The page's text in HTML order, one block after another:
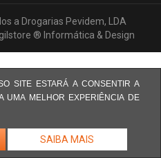
SITE ESTARÁ A CONSENTIR A
UMA MELHOR EXPERIÊNCIA DE
SAIBA MAIS
a Drogarias Pevidem, LDA
® Informática & Design